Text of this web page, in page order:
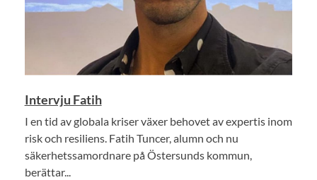
Intervju Fatih
I en tid av globala kriser växer behovet av expertis inom
risk och resiliens. Fatih Tuncer, alumn och nu
säkerhetssamordnare på Östersunds kommun,
berättar...